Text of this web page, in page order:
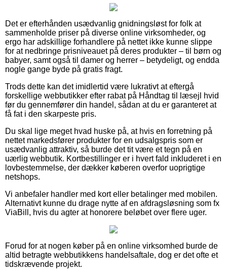
Det er efterhånden usædvanlig gnidningsløst for folk at
sammenholde priser på diverse online virksomheder, og
ergo har adskillige forhandlere på nettet ikke kunne slippe
for at nedbringe prisniveauet på deres produkter – til børn og
babyer, samt også til damer og herrer – betydeligt, og endda
nogle gange byde på gratis fragt.
Trods dette kan det imidlertid være lukrativt at eftergå
forskellige webbutikker efter rabat på Håndtag til læsejl hvid
før du gennemfører din handel, sådan at du er garanteret at
få fat i den skarpeste pris.
Du skal lige meget hvad huske på, at hvis en forretning på
nettet markedsfører produkter for en udsalgspris som er
usædvanlig attraktiv, så burde det tit være et tegn på en
uærlig webbutik. Kortbestillinger er i hvert fald inkluderet i en
lovbestemmelse, der dækker køberen overfor uoprigtige
netshops.
Vi anbefaler handler med kort eller betalinger med mobilen.
Alternativt kunne du drage nytte af en afdragsløsning som fx
ViaBill, hvis du agter at honorere beløbet over flere uger.
Forud for at nogen køber på en online virksomhed burde de
altid betragte webbutikkens handelsaftale, dog er det ofte et
tidskrævende projekt.